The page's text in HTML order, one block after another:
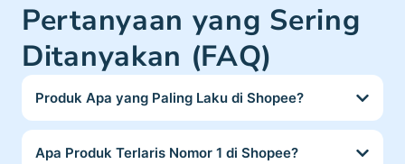
Pertanyaan yang Sering
Ditanyakan (FAQ)
Produk Apa yang Paling Laku di Shopee?
Apa Produk Terlaris Nomor 1 di Shopee?